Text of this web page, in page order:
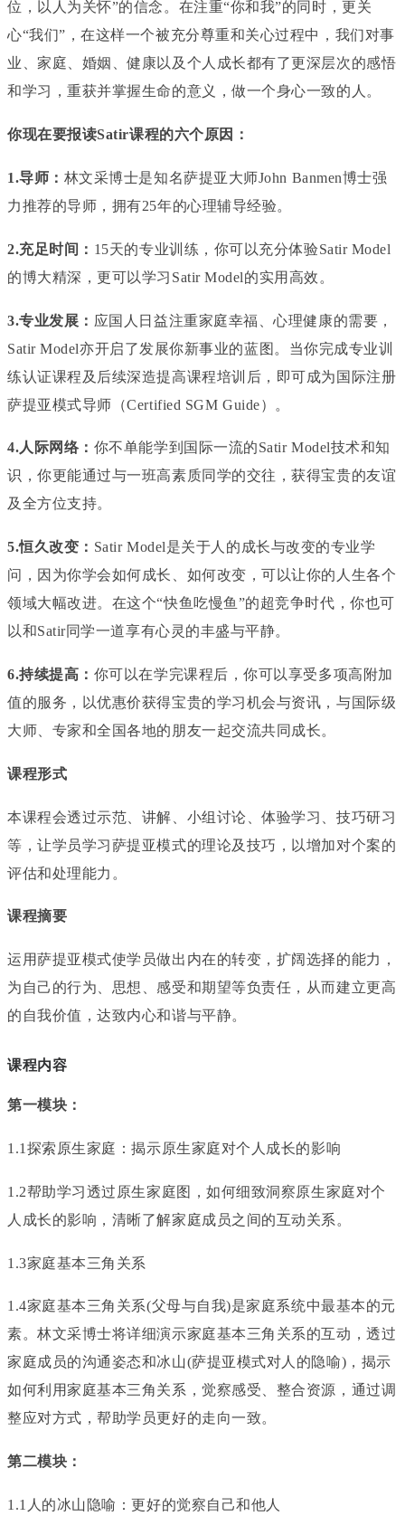
位，以人为关怀”的信念。在注重“你和我”的同时，更关
心“我们”，在这样一个被充分尊重和关心过程中，我们对事
业、家庭、婚姻、健康以及个人成长都有了更深层次的感悟
和学习，重获并掌握生命的意义，做一个身心一致的人。
你现在要报读Satir课程的六个原因：
1.导师： 林文采博士是知名萨提亚大师John Banmen博士强
力推荐的导师，拥有25年的心理辅导经验。
2.充足时间： 15天的专业训练，你可以充分体验Satir Model
的博大精深，更可以学习Satir Model的实用高效。
3.专业发展： 应国人日益注重家庭幸福、心理健康的需要，
Satir Model亦开启了发展你新事业的蓝图。当你完成专业训
练认证课程及后续深造提高课程培训后，即可成为国际注册
萨提亚模式导师（Certified SGM Guide）。
4.人际网络： 你不单能学到国际一流的Satir Model技术和知
识，你更能通过与一班高素质同学的交往，获得宝贵的友谊
及全方位支持。
5.恒久改变： Satir Model是关于人的成长与改变的专业学
问，因为你学会如何成长、如何改变，可以让你的人生各个
领域大幅改进。在这个“快鱼吃慢鱼”的超竞争时代，你也可
以和Satir同学一道享有心灵的丰盛与平静。
6.持续提高： 你可以在学完课程后，你可以享受多项高附加
值的服务，以优惠价获得宝贵的学习机会与资讯，与国际级
大师、专家和全国各地的朋友一起交流共同成长。
课程形式
本课程会透过示范、讲解、小组讨论、体验学习、技巧研习
等，让学员学习萨提亚模式的理论及技巧，以增加对个案的
评估和处理能力。
课程摘要
运用萨提亚模式使学员做出内在的转变，扩阔选择的能力，
为自己的行为、思想、感受和期望等负责任，从而建立更高
的自我价值，达致内心和谐与平静。
课程内容
第一模块：
1.1探索原生家庭：揭示原生家庭对个人成长的影响
1.2帮助学习透过原生家庭图，如何细致洞察原生家庭对个
人成长的影响，清晰了解家庭成员之间的互动关系。
1.3家庭基本三角关系
1.4家庭基本三角关系(父母与自我)是家庭系统中最基本的元
素。林文采博士将详细演示家庭基本三角关系的互动，透过
家庭成员的沟通姿态和冰山(萨提亚模式对人的隐喻)，揭示
如何利用家庭基本三角关系，觉察感受、整合资源，通过调
整应对方式，帮助学员更好的走向一致。
第二模块：
1.1人的冰山隐喻：更好的觉察自己和他人